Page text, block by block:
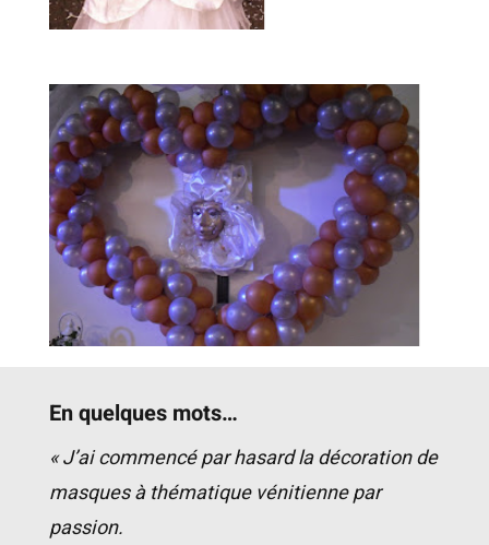
En quelques mots…
« J’ai commencé par hasard la décoration de
masques à thématique vénitienne par
passion.